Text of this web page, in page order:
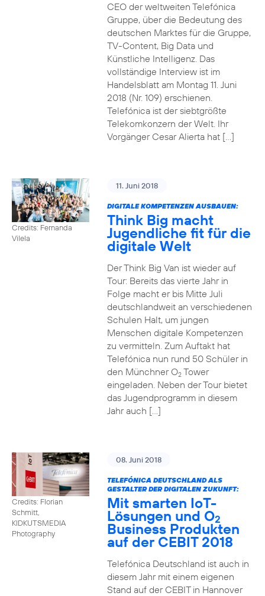
CEO der weltweiten Telefónica
Gruppe, über die Bedeutung des
deutschen Marktes für die Gruppe,
TV-Content, Big Data und
Künstliche Intelligenz. Das
vollständige Interview ist im
Handelsblatt am Montag 11. Juni
2018 (Nr. 109) erschienen.
Telefónica ist der siebtgrößte
Telekomkonzern der Welt. Ihr
Vorgänger Cesar Alierta hat […]
Credits: Fernanda
Vilela
11. Juni 2018
DIGITALE KOMPETENZEN AUSBAUEN:
Think Big macht
Jugendliche fit für die
digitale Welt
Der Think Big Van ist wieder auf
Tour: Bereits das vierte Jahr in
Folge macht er bis Mitte Juli
deutschlandweit an verschiedenen
Schulen Halt, um jungen
Menschen digitale Kompetenzen
zu vermitteln. Zum Auftakt hat
Telefónica nun rund 50 Schüler in
den Münchner O2Tower
eingeladen. Neben der Tour bietet
das Jugendprogramm in diesem
Jahr auch […]
Credits: Florian
Schmitt,
KIDKUTSMEDIA
Photography
08. Juni 2018
TELEFÓNICA DEUTSCHLAND ALS
GESTALTER DER DIGITALEN ZUKUNFT:
Mit smarten IoT-
Lösungen und O2
Business Produkten
auf der CEBIT 2018
Telefónica Deutschland ist auch in
diesem Jahr mit einem eigenen
Stand auf der CEBIT in Hannover